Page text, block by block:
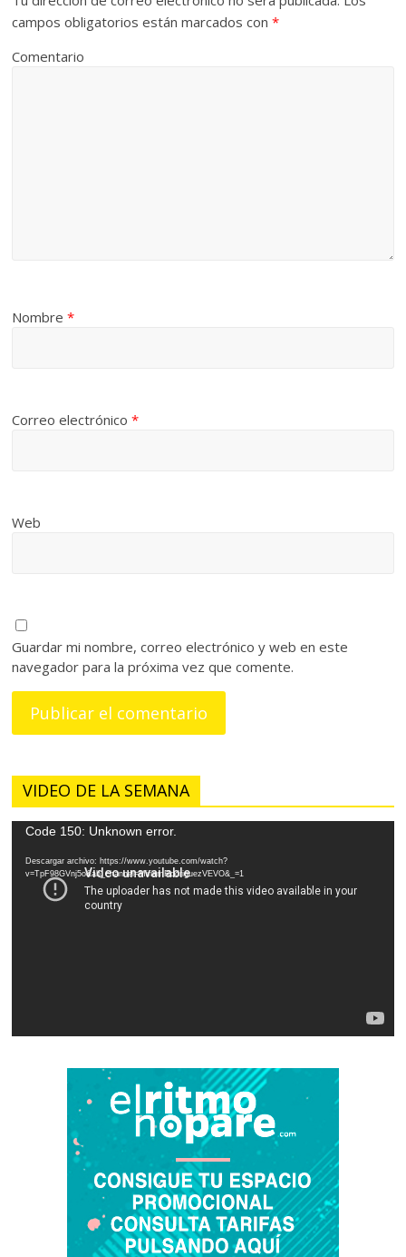
campos obligatorios están marcados con*
Comentario
Nombre*
Correo electrónico*
Web
Guardar mi nombre, correo electrónico y web en este
navegador para la próxima vez que comente.
VIDEO DE LA SEMANA
Reproductor
vídeo
Code 150: Unknown error.
Descargar archivo: https://www.youtube.com/watch?
v=TpF98GVnj5o&ab_channel=MiriamRodriguezVEVO&_=1